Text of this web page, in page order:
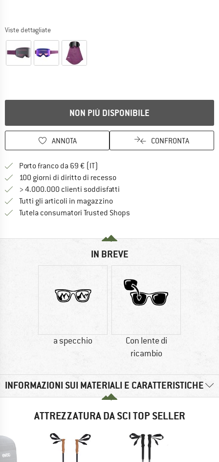
Viste dettagliate
NON PIÙ DISPONIBILE
ANNOTA CONFRONTA
Porto franco da 69 € (IT)
100 giorni di diritto di recessoVai alla politica di recesso qui
> 4.000.000 clienti soddisfatti
Tutti gli articoli in magazzino
Tutela consumatori Trusted Shops
IN BREVE
a specchio
Con lente di
ricambio
INFORMAZIONI SUI MATERIALI E CARATTERISTICHE
ATTREZZATURA DA SCI TOP SELLER